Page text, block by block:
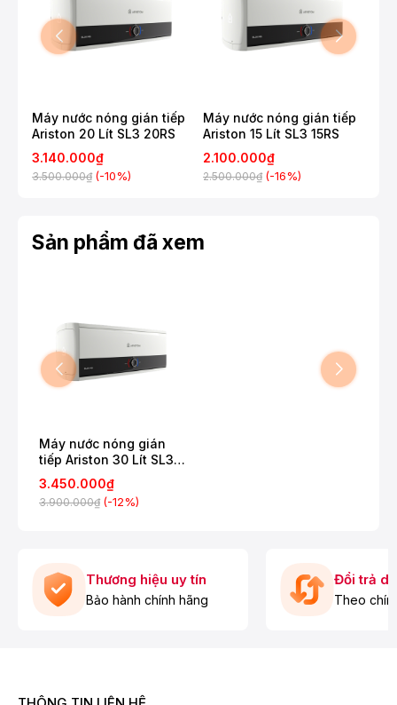
Máy nước nóng gián tiếp
Ariston 20 Lít SL3 20RS
3.140.000₫
3.500.000₫ (-10%)
Máy nước nóng gián tiếp
Ariston 15 Lít SL3 15RS
2.100.000₫
2.500.000₫ (-16%)
Sản phẩm đã xem
Máy nước nóng gián
tiếp Ariston 30 Lít SL3
30RS
3.450.000₫
3.900.000₫ (-12%)
Thương hiệu uy tín
Bảo hành chính hãng
Đổi trả
Theo